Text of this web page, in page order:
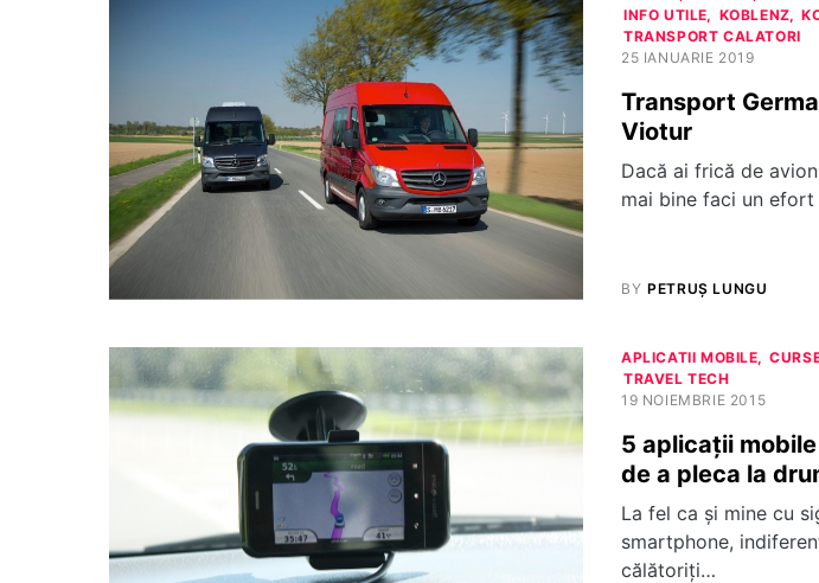
INFO UTILE
KOBLENZ
TRANSPORT CALATORI
25 IANUARIE 2019
Transport
Viotur
Dacă ai frică de
mai bine faci un
BY PETRUȘ LUNGU
APLICATII MOBILE
TRAVEL TECH
19 NOIEMBRIE 2015
5 aplicații
de a pleca la
La fel ca și mine cu
smartphone,
călătoriți…